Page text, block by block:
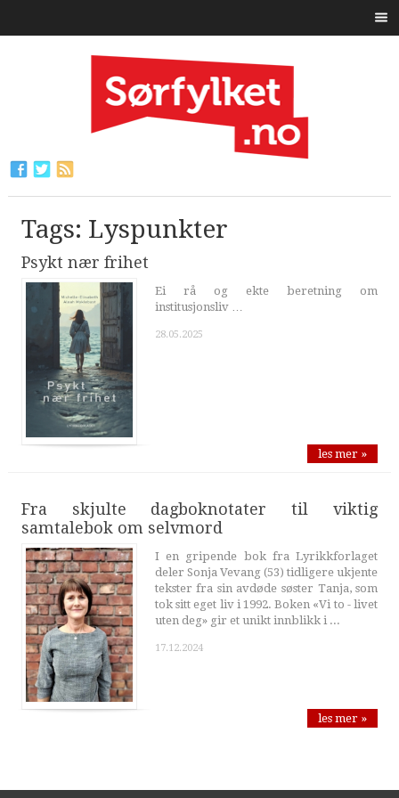
Tags: Lyspunkter
Psykt nær frihet
Ei rå og ekte beretning om
institusjonsliv …
28.05.2025
les mer »
Fra skjulte dagboknotater til viktig
samtalebok om selvmord
I en gripende bok fra Lyrikkforlaget
deler Sonja Vevang (53) tidligere ukjente
tekster fra sin avdøde søster Tanja, som
tok sitt eget liv i 1992. Boken «Vi to - livet
uten deg» gir et unikt innblikk i ...
17.12.2024
les mer »